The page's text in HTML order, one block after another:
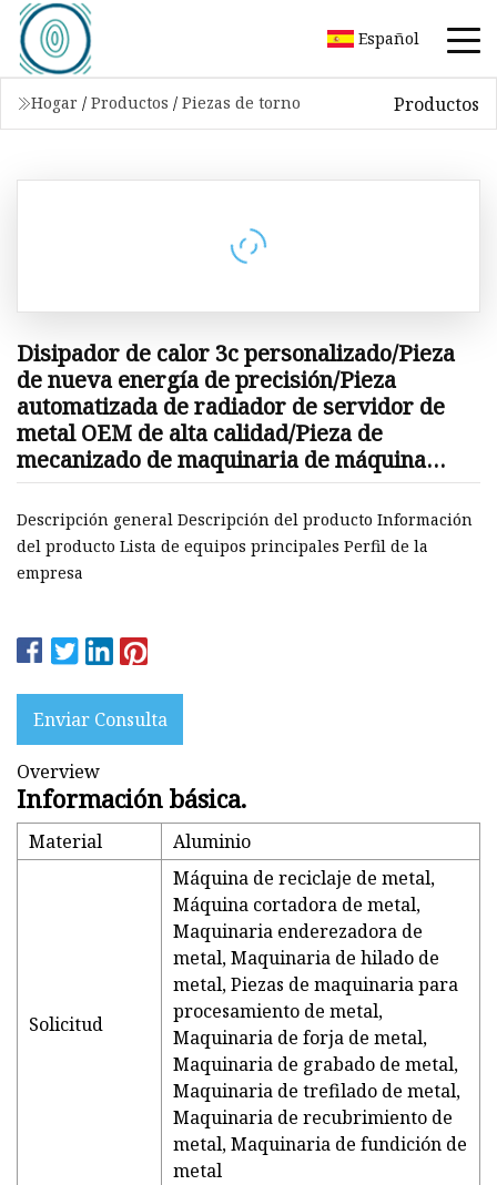
Español
Hogar / Productos / Piezas de torno Productos
Disipador de calor 3c personalizado/Pieza
de nueva energía de precisión/Pieza
automatizada de radiador de servidor de
metal OEM de alta calidad/Pieza de
mecanizado de maquinaria de máquina
mecanizada de torno CNC
Descripción general Descripción del producto Información
del producto Lista de equipos principales Perfil de la
empresa
Enviar Consulta
Overview
Información básica.
Material Aluminio
Solicitud
Máquina de reciclaje de metal,
Máquina cortadora de metal,
Maquinaria enderezadora de
metal, Maquinaria de hilado de
metal, Piezas de maquinaria para
procesamiento de metal,
Maquinaria de forja de metal,
Maquinaria de grabado de metal,
Maquinaria de trefilado de metal,
Maquinaria de recubrimiento de
metal, Maquinaria de fundición de
metal